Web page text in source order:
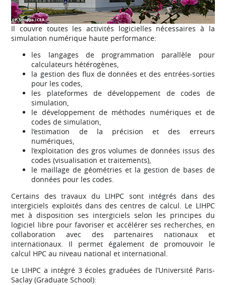
Il couvre toutes les activités logicielles nécessaires à la
simulation numérique haute performance:
les langages de programmation parallèle pour
calculateurs hétérogènes,
la gestion des flux de données et des entrées-sorties
pour les codes,
les plateformes de développement de codes de
simulation,
le développement de méthodes numériques et de
codes de simulation,
l’estimation de la précision et des erreurs
numériques,
l’exploitation des gros volumes de données issus des
codes (visualisation et traitements),
le maillage de géométries et la gestion de bases de
données pour les codes.
Certains des travaux du LIHPC sont intégrés dans des
intergiciels exploités dans des centres de calcul. Le LIHPC
met à disposition ses intergiciels selon les principes du
logiciel libre pour favoriser et accélérer ses recherches, en
collaboration avec des partenaires nationaux et
internationaux. Il permet également de promouvoir le
calcul HPC au niveau national et international.
Le LIHPC a intégré 3 écoles graduées de l’Université Paris-
Saclay (Graduate School):